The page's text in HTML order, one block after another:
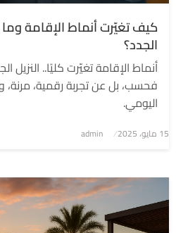
كيف تغيّرت أنماط الإقامة وما
الجدد؟
أنماط الإقامة تغيّرت كليًا.. النزيل
فحسب، بل عن تجربة رقمية، مرنة،
اليومي.
نُشر
15 مايو، 2025 admin